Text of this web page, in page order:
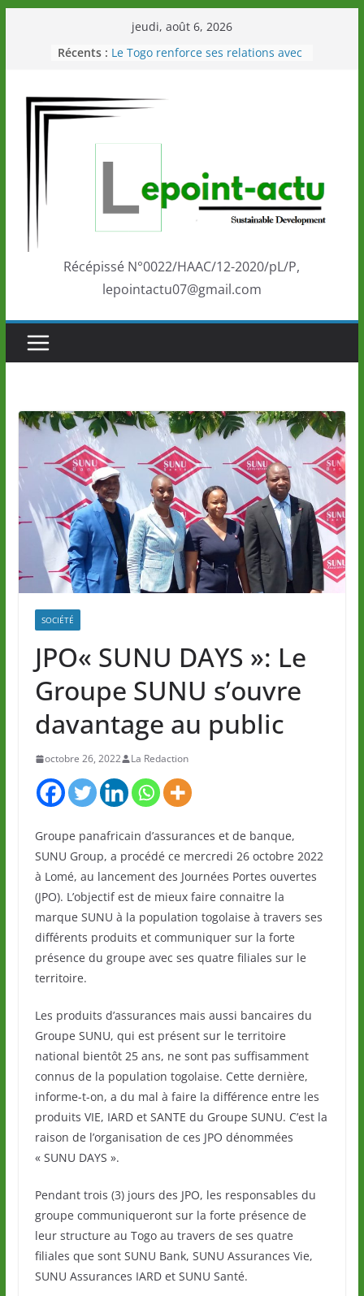
jeudi, août 6, 2026
Récents : Le Togo renforce ses relations avec
Éléphants en Côte d’Ivoire
LOTO DETENTE”, un nouveau tirage
marque de confiance au Togo sur
la scène internationale au-delà des
performances de ses athlètes
Togo: Que retenir de la politique
éducation et de l’ambition de
Récépissé N°0022/HAAC/12-2020/pL/P,
lepointactu07@gmail.com
SOCIÉTÉ
JPO« SUNU DAYS »: Le
Groupe SUNU s’ouvre
davantage au public
octobre 26, 2022 La Redaction
Groupe panafricain d’assurances et de banque,
SUNU Group, a procédé ce mercredi 26 octobre 2022
à Lomé, au lancement des Journées Portes ouvertes
(JPO). L’objectif est de mieux faire connaitre la
marque SUNU à la population togolaise à travers ses
différents produits et communiquer sur la forte
présence du groupe avec ses quatre filiales sur le
territoire.
Les produits d’assurances mais aussi bancaires du
Groupe SUNU, qui est présent sur le territoire
national bientôt 25 ans, ne sont pas suffisamment
connus de la population togolaise. Cette dernière,
informe-t-on, a du mal à faire la différence entre les
produits VIE, IARD et SANTE du Groupe SUNU. C’est la
raison de l’organisation de ces JPO dénommées
« SUNU DAYS ».
Pendant trois (3) jours des JPO, les responsables du
groupe communiqueront sur la forte présence de
leur structure au Togo au travers de ses quatre
filiales que sont SUNU Bank, SUNU Assurances Vie,
SUNU Assurances IARD et SUNU Santé.